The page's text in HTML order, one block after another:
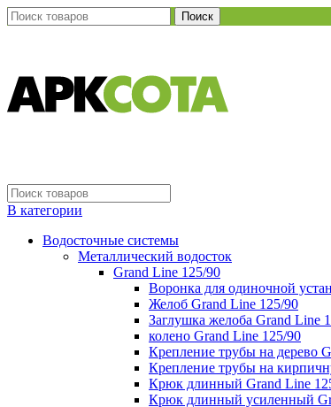
Поиск
В категории
Водосточные системы
Металлический водосток
Grand Line 125/90
Воронка для одиночной
Желоб Grand Line 125/90
Заглушка желоба Grand Line
колено Grand Line 125/90
Крепление трубы на дерево
Крепление трубы на
Крюк длинный Grand Line
Крюк длинный усиленный